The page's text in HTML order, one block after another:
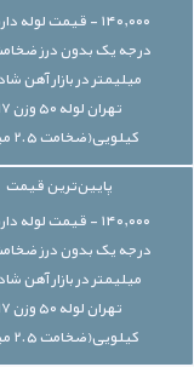
۱۴۰,۰۰۰ - قیمت لوله
میلیمتر در بازار آهن
تهران لوله
کیلویی(ضخامت ۲.۵ میل)
پایین‌ترین قیمت
۱۴۰,۰۰۰ - قیمت لوله
میلیمتر در بازار آهن
تهران لوله
کیلویی(ضخامت ۲.۵ میل)